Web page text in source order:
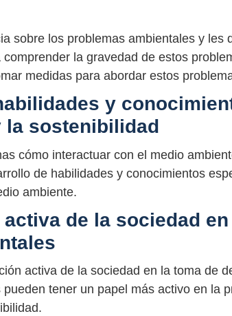
sobre los problemas ambientales y les
la gravedad de estos
medidas para abordar estos
y
la sostenibilidad
cómo interactuar con el medio
de habilidades y conocimientos
ambiente.
de la sociedad
activa de la sociedad en la toma de
tener un papel más activo en la